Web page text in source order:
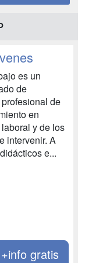
es un
de
de
en
y de los
intervenir. A
e...
+info gratis